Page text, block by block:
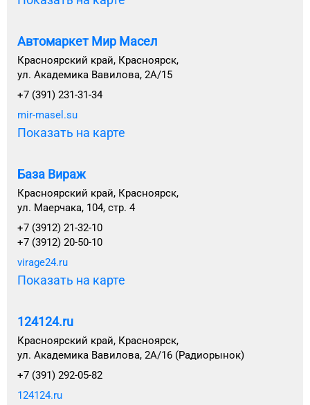
Автомаркет Мир Масел
Красноярский край, Красноярск,
ул. Академика Вавилова, 2А/15
+7 (391) 231-31-34
mir-masel.su
Показать на карте
База Вираж
Красноярский край, Красноярск,
ул. Маерчака, 104, стр. 4
+7 (3912) 21-32-10
+7 (3912) 20-50-10
virage24.ru
Показать на карте
124124.ru
Красноярский край, Красноярск,
ул. Академика Вавилова, 2А/16 (Радиорынок)
+7 (391) 292-05-82
124124.ru